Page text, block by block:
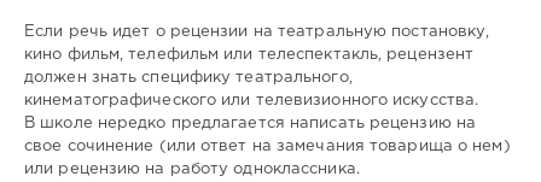
Если речь идет о рецензии на театральную постановку,
кино­ фильм, телефильм или телеспектакль, рецензент
должен знать специфику театрального,
кинематографического или телевизион­ного искусства.
В школе нередко предлагается написать рецензию на
свое сочинение (или ответ на замечания товарища о нем)
или рецензию на работу одноклассника.